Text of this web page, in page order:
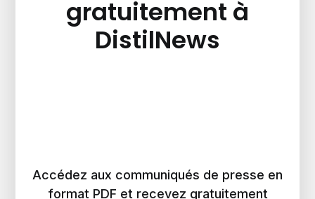
gratuitement à
DistilNews
Accédez aux communiqués de presse en
format PDF et recevez gratuitement